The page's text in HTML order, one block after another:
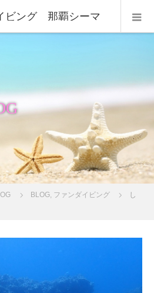
ビング 那覇シーマ
BLOG, ファンダイビング
し